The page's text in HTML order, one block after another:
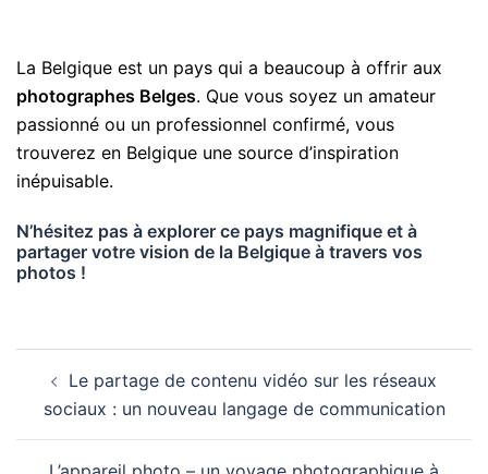
La Belgique est un pays qui a beaucoup à offrir aux
photographes Belges. Que vous soyez un amateur
passionné ou un professionnel confirmé, vous
trouverez en Belgique une source d’inspiration
inépuisable.
N’hésitez pas à explorer ce pays magnifique et à
partager votre vision de la Belgique à travers vos
photos !
Le partage de contenu vidéo sur les réseaux
sociaux : un nouveau langage de communication